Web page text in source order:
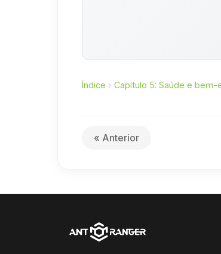
Índice › Capítulo 5: Saúde e bem-
« Anterior